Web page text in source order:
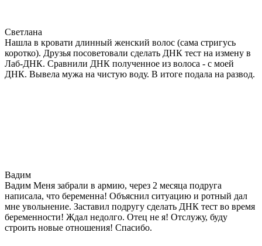
Светлана
Нашла в кровати длинный женский волос (сама стригусь
коротко). Друзья посоветовали сделать ДНК тест на измену в
Лаб-ДНК. Сравнили ДНК полученное из волоса - с моей
ДНК. Вывела мужа на чистую воду. В итоге подала на развод.
Вадим
Вадим Меня забрали в армию, через 2 месяца подруга
написала, что беременна! Объяснил ситуацию и ротный дал
мне увольнение. Заставил подругу сделать ДНК тест во время
беременности! Ждал недолго. Отец не я! Отслужу, буду
строить новые отношения! Спасибо.